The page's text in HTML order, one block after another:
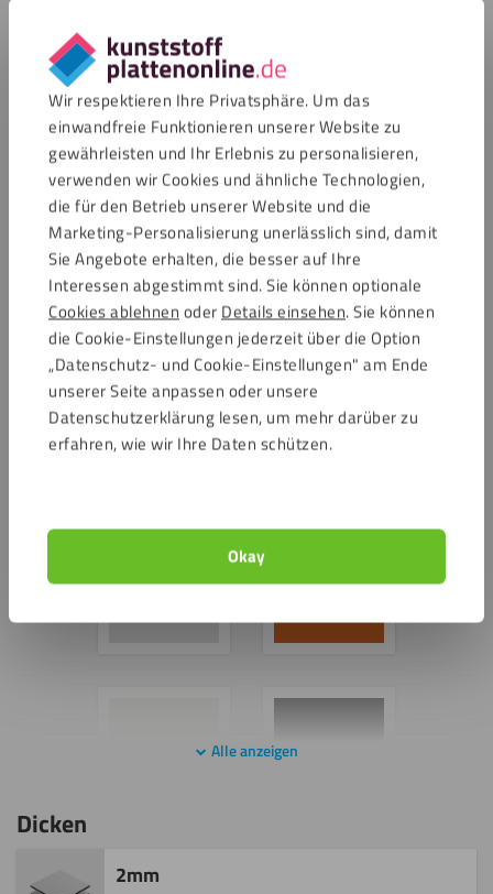
Wir respektieren Ihre Privatsphäre. Um das
einwandfreie Funktionieren unserer Website zu
gewährleisten und Ihr Erlebnis zu personalisieren,
verwenden wir Cookies und ähnliche Technologien,
die für den Betrieb unserer Website und die
Marketing-Personalisierung unerlässlich sind, damit
Sie Angebote erhalten, die besser auf Ihre
Interessen abgestimmt sind. Sie können optionale
Cookies ablehnen oder Details einsehen. Sie können
die Cookie-Einstellungen jederzeit über die Option
„Datenschutz- und Cookie-Einstellungen" am Ende
unserer Seite anpassen oder unsere
Datenschutzerklärung lesen, um mehr darüber zu
erfahren, wie wir Ihre Daten schützen.
Okay
Das Material eignet sich auch sehr gut für andere
Anwendungen im Innenbereich, wie Wandverkleidungen,
Trennwände, Decken und Möbel. ALUCOBOND® finden Sie
zwar nicht in unserem Sortiment, aber unsere Alupanel- und
Dibond®-Platten eignen sich ebenfalls für all diese
Anwendungen.
Verfügbare Farben und Dicken
Alu-Sandwichplatten dieser Marke werden Sie in unserem
breiten Sortiment nicht finden. Unsere Alupanel- und
Dibond®-Platten in Markenqualität sind in verschiedenen
Farben, Ausführungen und Dicken erhältlich. Diese finden Sie
unten.
Alle anzeigen
Dicken
2mm